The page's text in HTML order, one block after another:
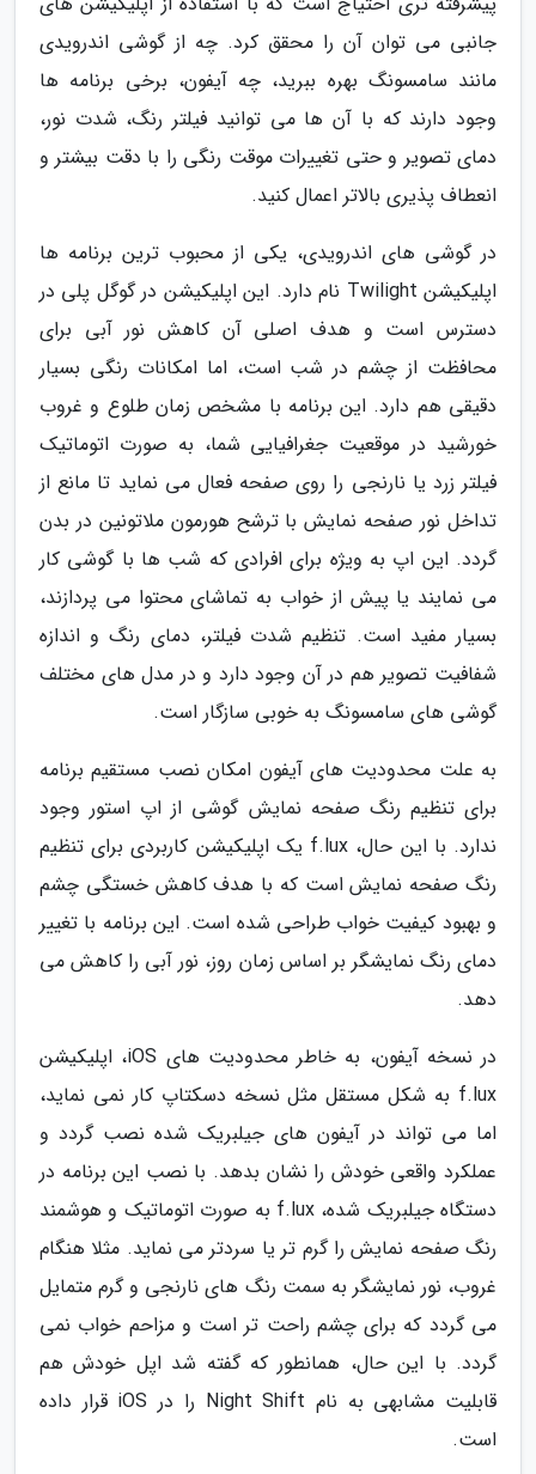
جانبی می توان آن را محقق کرد. چه از گوشی اندرویدی
مانند سامسونگ بهره ببرید، چه آیفون، برخی برنامه ها
وجود دارند که با آن ها می توانید فیلتر رنگ، شدت نور،
دمای تصویر و حتی تغییرات موقت رنگی را با دقت بیشتر و
انعطاف پذیری بالاتر اعمال کنید.
در گوشی های اندرویدی، یکی از محبوب ترین برنامه ها
اپلیکیشن Twilight نام دارد. این اپلیکیشن در گوگل پلی در
دسترس است و هدف اصلی آن کاهش نور آبی برای
محافظت از چشم در شب است، اما امکانات رنگی بسیار
دقیقی هم دارد. این برنامه با مشخص زمان طلوع و غروب
خورشید در موقعیت جغرافیایی شما، به صورت اتوماتیک
فیلتر زرد یا نارنجی را روی صفحه فعال می نماید تا مانع از
تداخل نور صفحه نمایش با ترشح هورمون ملاتونین در بدن
گردد. این اپ به ویژه برای افرادی که شب ها با گوشی کار
می نمایند یا پیش از خواب به تماشای محتوا می پردازند،
بسیار مفید است. تنظیم شدت فیلتر، دمای رنگ و اندازه
شفافیت تصویر هم در آن وجود دارد و در مدل های مختلف
گوشی های سامسونگ به خوبی سازگار است.
به علت محدودیت های آیفون امکان نصب مستقیم برنامه
برای تنظیم رنگ صفحه نمایش گوشی از اپ استور وجود
ندارد. با این حال، f.lux یک اپلیکیشن کاربردی برای تنظیم
رنگ صفحه نمایش است که با هدف کاهش خستگی چشم
و بهبود کیفیت خواب طراحی شده است. این برنامه با تغییر
دمای رنگ نمایشگر بر اساس زمان روز، نور آبی را کاهش می
دهد.
در نسخه آیفون، به خاطر محدودیت های iOS، اپلیکیشن
f.lux به شکل مستقل مثل نسخه دسکتاپ کار نمی نماید،
اما می تواند در آیفون های جیلبریک شده نصب گردد و
عملکرد واقعی خودش را نشان بدهد. با نصب این برنامه در
دستگاه جیلبریک شده، f.lux به صورت اتوماتیک و هوشمند
رنگ صفحه نمایش را گرم تر یا سردتر می نماید. مثلا هنگام
غروب، نور نمایشگر به سمت رنگ های نارنجی و گرم متمایل
می گردد که برای چشم راحت تر است و مزاحم خواب نمی
گردد. با این حال، همانطور که گفته شد اپل خودش هم
قابلیت مشابهی به نام Night Shift را در iOS قرار داده
است.